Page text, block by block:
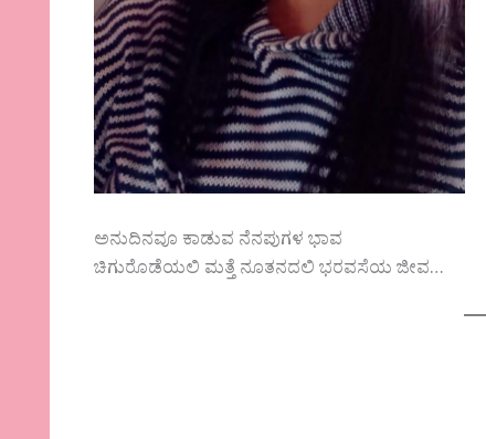
ಅನುದಿನವೂ ಕಾಡುವ ನೆನಪುಗಳ ಭಾವ
ಚಿಗುರೊಡೆಯಲಿ ಮತ್ತೆ ನೂತನದಲಿ ಭರವಸೆಯ ಜೀವ…